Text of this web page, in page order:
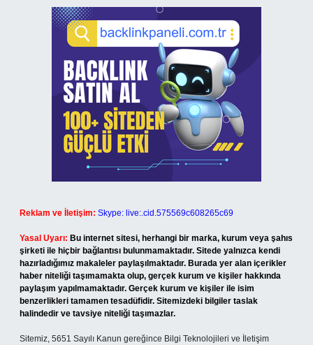
Reklam ve İletişim: Skype: live:.cid.575569c608265c69
Yasal Uyarı: Bu internet sitesi, herhangi bir marka, kurum veya şahıs
şirketi ile hiçbir bağlantısı bulunmamaktadır. Sitede yalnızca kendi
hazırladığımız makaleler paylaşılmaktadır. Burada yer alan içerikler
haber niteliği taşımamakta olup, gerçek kurum ve kişiler hakkında
paylaşım yapılmamaktadır. Gerçek kurum ve kişiler ile isim
benzerlikleri tamamen tesadüfidir. Sitemizdeki bilgiler taslak
halindedir ve tavsiye niteliği taşımazlar.
Sitemiz, 5651 Sayılı Kanun gereğince Bilgi Teknolojileri ve İletişim